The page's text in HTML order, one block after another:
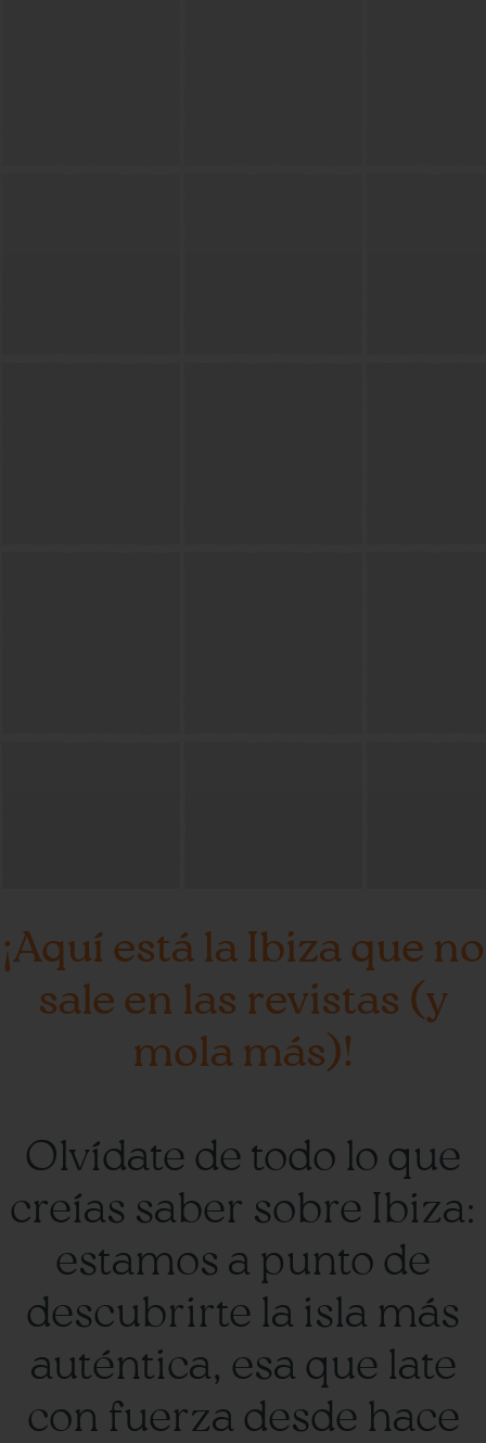
¡Aquí está la Ibiza que no
sale en las revistas (y
mola más)!
Olvídate de todo lo que
creías saber sobre Ibiza:
estamos a punto de
descubrirte la isla más
auténtica, esa que late
con fuerza desde hace